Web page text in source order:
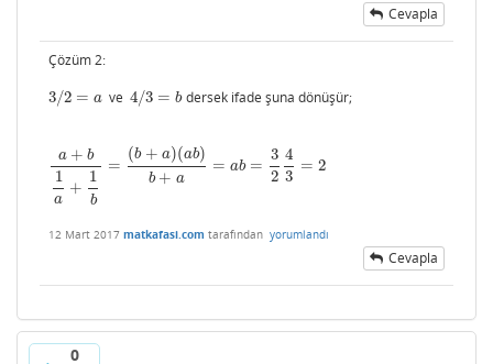
Cevapla
Çözüm 2:
3/2 = a
3/2= a ve4/3 = b
4/3= b dersek ifade şuna dönüşür;
a + b
1
a
+
1
b
=
(b + a)(ab)
b + a
= ab =
3
2
4
3
= 2
a+b1a+1 b=( b+a)(ab)b+a=a b= 324 3= 2
12 Mart 2017 matkafasi.com tarafından yorumlandı
Cevapla
0